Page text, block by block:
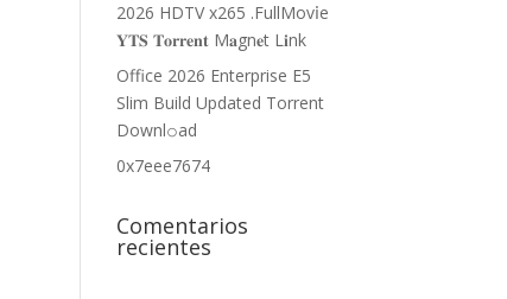
2026 HDTV x265 .FullMov𝗂e
𝐘𝐓𝐒 𝐓𝐨𝐫𝐫𝐞𝐧𝐭 M𝐚gn𝐞t L𝐢nk
Office 2026 Enterprise E5
Slim Build Updated Torrent
Downl𝚘аd
0x7eee7674
Comentarios
recientes